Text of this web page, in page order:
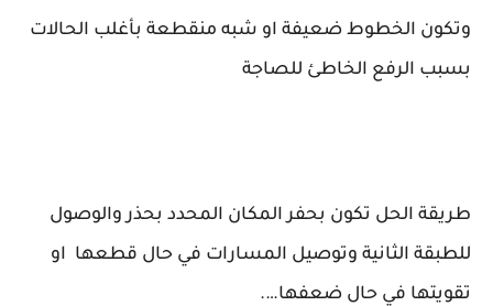
وتكون الخطوط ضعيفة او شبه منقطعة بأغلب الحالات
بسبب الرفع الخاطئ للصاجة
طريقة الحل تكون بحفر المكان المحدد بحذر والوصول
للطبقة الثانية وتوصيل المسارات في حال قطعها او
تقويتها في حال ضعفها….